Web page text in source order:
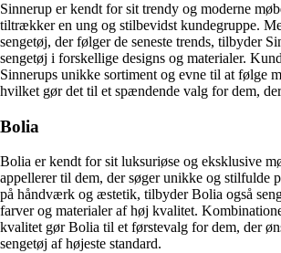
Sinnerup er kendt for sit trendy og moderne
tiltrækker en ung og stilbevidst kundegruppe.
sengetøj, der følger de seneste trends, tilbyder
sengetøj i forskellige designs og materialer.
Sinnerups unikke sortiment og evne til at følge
hvilket gør det til et spændende valg for dem,
Bolia
Bolia er kendt for sit luksuriøse og eksklusive
appellerer til dem, der søger unikke og stilfulde
på håndværk og æstetik, tilbyder Bolia også
farver og materialer af høj kvalitet.
kvalitet gør Bolia til et førstevalg for dem, der
sengetøj af højeste standard.